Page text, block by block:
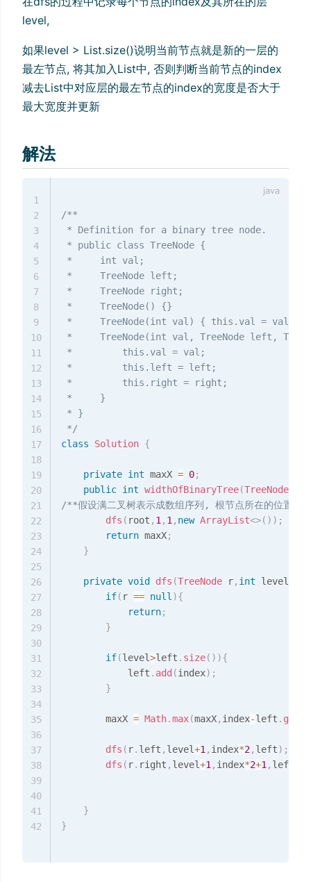
level,
如果level > List.size()说明当前节点就是新的一层的
最左节点, 将其加入List中, 否则判断当前节点的index
减去List中对应层的最左节点的index的宽度是否大于
最大宽度并更新
解法
/**
* Definition for a binary tree node.
* public class TreeNode {
*     int val;
*     TreeNode left;
*     TreeNode right;
*     TreeNode() {}
*     TreeNode(int val) { this.val = val; }
*     TreeNode(int val, TreeNode left,
*         this.val = val;
*         this.left = left;
*         this.right = right;
*     }
* }
*/
class
Solution {
private int maxX = 0;
public int widthOfBinaryTree(TreeNode
/**假设满二叉树表示成数组序列, 根节点所在的位置
dfs ( root , 1, 1, new ArrayList<>( ) ) ;
return maxX;
}
private void dfs (TreeNode r, int level
if( r == null){
return;
}
if(level>left . size( ) ){
            left
. add (index) ;
}
        maxX
= Math.max(maxX, index-left . get
dfs ( r. left , level+1, index*2, left) ;
dfs ( r. right , level+1, index*2+1, left
}
}
1
2
3
4
5
6
7
8
9
10
11
12
13
14
15
16
17
18
19
20
21
22
23
24
25
26
27
28
29
30
31
32
33
34
35
36
37
38
39
40
41
42